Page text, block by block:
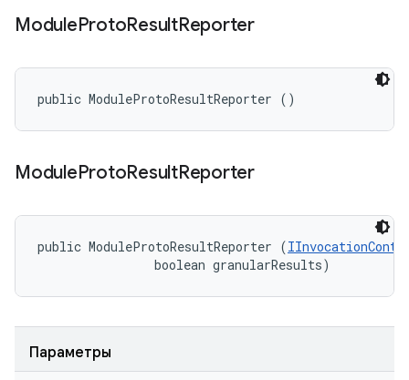
ModuleProtoResultReporter
public ModuleProtoResultReporter ()
ModuleProtoResultReporter
public ModuleProtoResultReporter (
                boolean granularResults)
Параметры